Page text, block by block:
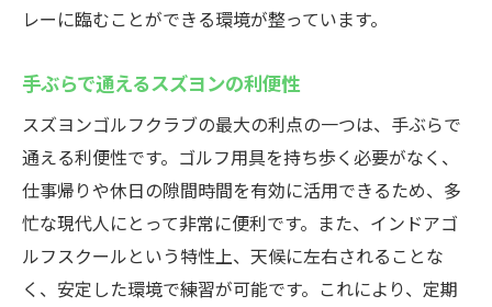
レーに臨むことができる環境が整っています。
手ぶらで通えるスズヨンの利便性
スズヨンゴルフクラブの最大の利点の一つは、手ぶらで
通える利便性です。ゴルフ用具を持ち歩く必要がなく、
仕事帰りや休日の隙間時間を有効に活用できるため、多
忙な現代人にとって非常に便利です。また、インドアゴ
ルフスクールという特性上、天候に左右されることな
く、安定した環境で練習が可能です。これにより、定期